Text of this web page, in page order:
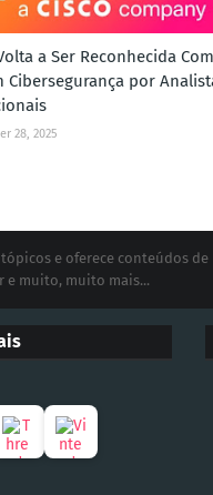
a Ser Reconhecida
Cibersegurança por
28, 2025
e oferece conteúdos de
muito, muito mais...